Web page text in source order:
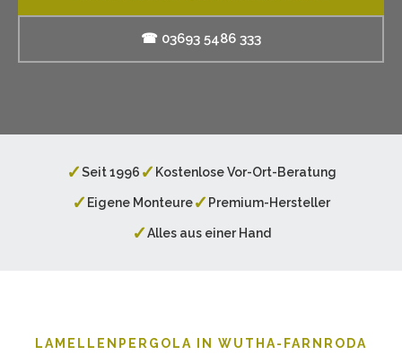
☎ 03693 5486 333
✓Seit 1996 ✓ Kostenlose Vor-Ort-Beratung
✓ Eigene Monteure✓ Premium-Hersteller
✓Alles aus einer Hand
LAMELLENPERGOLA IN WUTHA-FARNRODA